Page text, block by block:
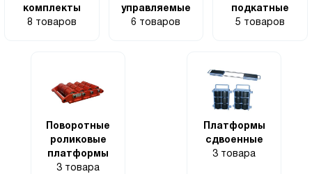
комплекты
8 товаров
управляемые
6 товаров
подкатные
5 товаров
Поворотные
роликовые
платформы
3 товара
Платформы
сдвоенные
3 товара